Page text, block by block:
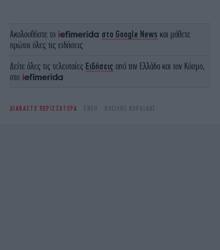
Ακολουθήστε το στο Google News και μάθετε
πρώτοι όλες τις ειδήσεις
Δείτε όλες τις τελευταίες Ειδήσεις από την Ελλάδα και τον Κόσμο,
στο
ΔΙΑΒΑΣΤΕ ΠΕΡΙΣΣΟΤΕΡΑ ΕΒΕΠ ΒΑΣΊΛΗΣ ΚΟΡΚΊΔΗΣ